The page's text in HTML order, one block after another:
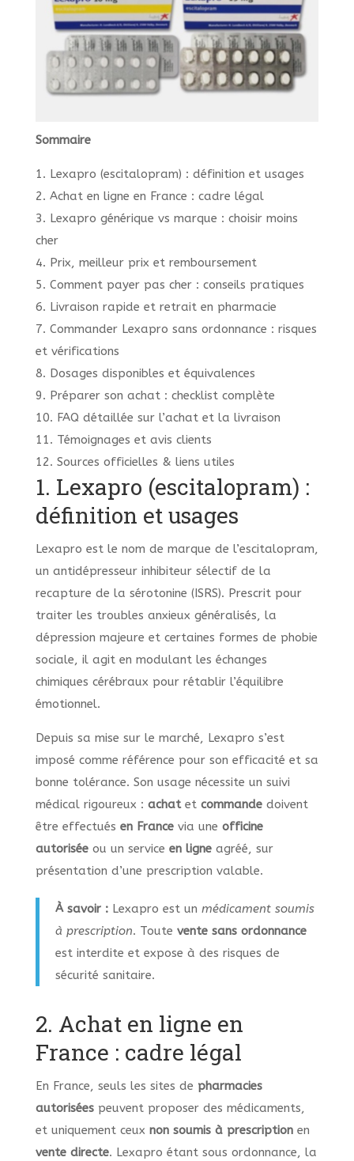
Sommaire
1. Lexapro (escitalopram) : définition et usages
2. Achat en ligne en France : cadre légal
3. Lexapro générique vs marque : choisir moins
cher
4. Prix, meilleur prix et remboursement
5. Comment payer pas cher : conseils pratiques
6. Livraison rapide et retrait en pharmacie
7. Commander Lexapro sans ordonnance : risques
et vérifications
8. Dosages disponibles et équivalences
9. Préparer son achat : checklist complète
10. FAQ détaillée sur l’achat et la livraison
11. Témoignages et avis clients
12. Sources officielles & liens utiles
1. Lexapro (escitalopram) :
définition et usages
Lexapro est le nom de marque de l’escitalopram,
un antidépresseur inhibiteur sélectif de la
recapture de la sérotonine (ISRS). Prescrit pour
traiter les troubles anxieux généralisés, la
dépression majeure et certaines formes de phobie
sociale, il agit en modulant les échanges
chimiques cérébraux pour rétablir l’équilibre
émotionnel.
Depuis sa mise sur le marché, Lexapro s’est
imposé comme référence pour son efficacité et sa
bonne tolérance. Son usage nécessite un suivi
médical rigoureux : achatet commandedoivent
être effectués en Francevia une officine
autoriséeou un service en ligneagréé, sur
présentation d’une prescription valable.
À savoir :Lexapro est un médicament soumis
à prescription. Toute vente sans ordonnance
est interdite et expose à des risques de
sécurité sanitaire.
2. Achat en ligne en
France : cadre légal
En France, seuls les sites de pharmacies
autoriséespeuvent proposer des médicaments,
et uniquement ceux non soumis à prescriptionen
vente directe. Lexapro étant sous ordonnance, la